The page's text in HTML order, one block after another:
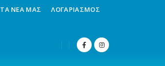
ΤΑ ΝΈΑ ΜΑΣ ΛΟΓΑΡΙΑΣΜΌΣ